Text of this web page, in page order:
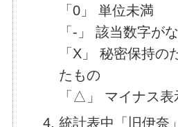
「0」 単位未満
「-」 該当数字が
「X」 秘密保持の
たもの
「△」 マイナス表
統計表中「旧伊奈